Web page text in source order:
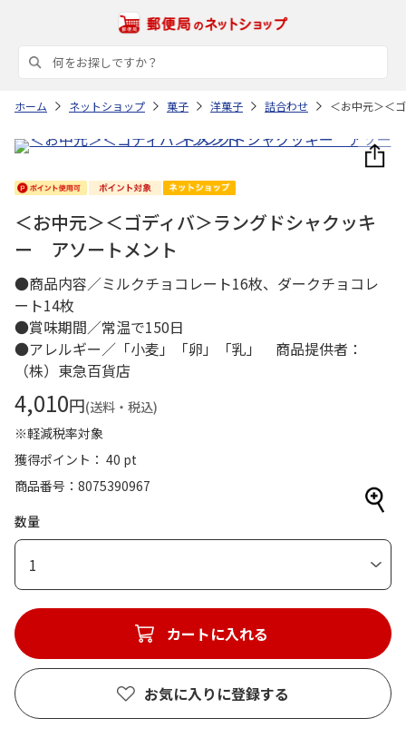
ホーム ネットショップ 菓子 洋菓子 詰合わせ ＜お中元＞＜
＜お中元＞＜ゴディバ＞ラングドシャクッキ
ー アソートメント
●商品内容／ミルクチョコレート16枚、ダークチョコレ
ート14枚
●賞味期間／常温で150日
●アレルギー／「小麦」「卵」「乳」 商品提供者：
（株）東急百貨店
4,010円(送料・税込)
※軽減税率対象
獲得ポイント： 40 pt
商品番号
8075390967
数量
1
カートに入れる
お気に入りに登録する